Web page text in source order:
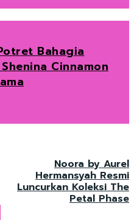
Bahagia
Cinnamon
Noora by Aurel
Hermansyah Resmi
Luncurkan Koleksi The
Petal Phase